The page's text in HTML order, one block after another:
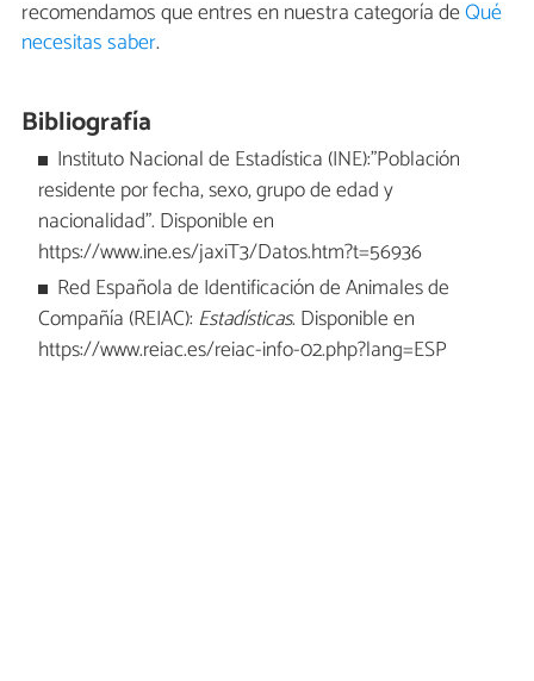
recomendamos que entres en nuestra categoría deQué
necesitas saber.
Bibliografía
Instituto Nacional de Estadística (INE):"Población
residente por fecha, sexo, grupo de edad y
nacionalidad". Disponible en
https://www.ine.es/jaxiT3/Datos.htm?t=56936
Red Española de Identificación de Animales de
Compañía (REIAC): Estadísticas. Disponible en
https://www.reiac.es/reiac-info-02.php?lang=ESP